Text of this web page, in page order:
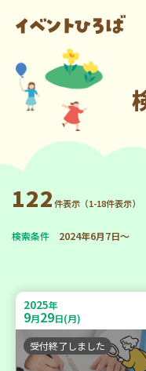
122件表示（1-18件表示）
検索条件 2024年6月7日～
2025年
9月29日(月)
受付終了しました